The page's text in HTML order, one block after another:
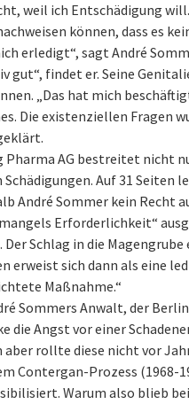
weil ich Entschädigung
können, dass es
erledigt“, sagt André
gut“, findet er. Seine
„Das hat mich
Die existenziellen Fragen
Pharma AG bestreitet nicht
Schädigungen. Auf 31 Seiten
André Sommer kein Recht
Erforderlichkeit“
Schlag in die
erweist sich dann als eine
Maßnahme.“
Sommers Anwalt, der
die Angst vor einer
aber rollte diese nicht vor
Contergan-Prozess (1968-
Warum also blieb